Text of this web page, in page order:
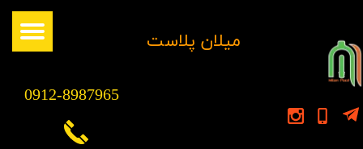
​میلان پلاست
0912-8987965